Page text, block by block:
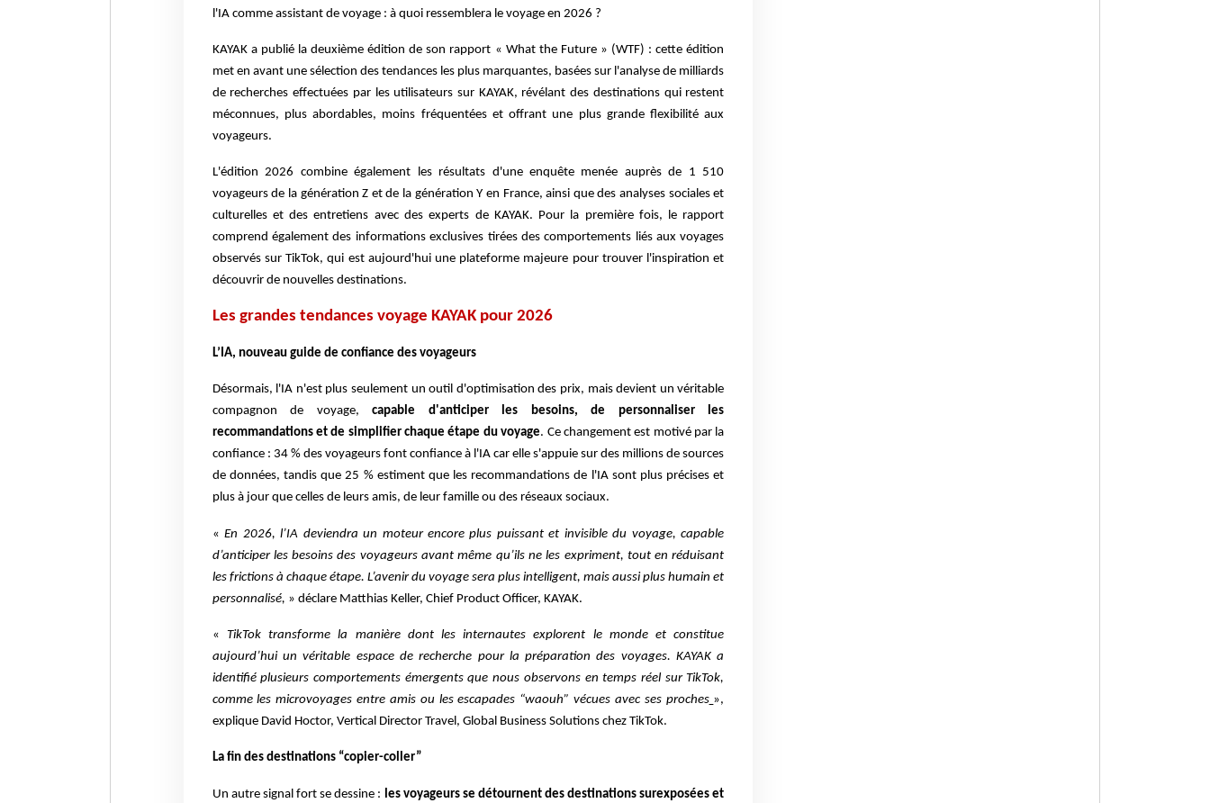
l'IA comme assistant de voyage : à quoi ressemblera le voyage en 2026 ?
KAYAK a publié la deuxième édition de son rapport « What the Future » (WTF) : cette édition
met en avant une sélection des tendances les plus marquantes, basées sur l'analyse de milliards
de recherches effectuées par les utilisateurs sur KAYAK, révélant des destinations qui restent
méconnues, plus abordables, moins fréquentées et offrant une plus grande flexibilité aux
voyageurs.
L'édition 2026 combine également les résultats d'une enquête menée auprès de 1 510
voyageurs de la génération Z et de la génération Y en France, ainsi que des analyses sociales et
culturelles et des entretiens avec des experts de KAYAK. Pour la première fois, le rapport
comprend également des informations exclusives tirées des comportements liés aux voyages
observés sur TikTok, qui est aujourd'hui une plateforme majeure pour trouver l'inspiration et
découvrir de nouvelles destinations.
Les grandes tendances voyage KAYAK pour 2026
L’IA, nouveau guide de confiance des voyageurs
Désormais, l'IA n'est plus seulement un outil d'optimisation des prix, mais devient un véritable
compagnon de voyage,capable d'anticiper les besoins, de personnaliser les
recommandations et de simplifier chaque étape du voyage. Ce changement est motivé par la
confiance : 34 % des voyageurs font confiance à l'IA car elle s'appuie sur des millions de sources
de données, tandis que 25 % estiment que les recommandations de l'IA sont plus précises et
plus à jour que celles de leurs amis, de leur famille ou des réseaux sociaux.
«En 2026, l’IA deviendra un moteur encore plus puissant et invisible du voyage, capable
d’anticiper les besoins des voyageurs avant même qu’ils ne les expriment, tout en réduisant
les frictions à chaque étape. L’avenir du voyage sera plus intelligent, mais aussi plus humain et
personnalisé, » déclare Matthias Keller, Chief Product Officer, KAYAK.
« TikTok transforme la manière dont les internautes explorent le monde et constitue
aujourd’hui un véritable espace de recherche pour la préparation des voyages. KAYAK a
identifié plusieurs comportements émergents que nous observons en temps réel sur TikTok,
comme les microvoyages entre amis ou les escapades “waouh” vécues avec ses proches »,
explique David Hoctor, Vertical Director Travel, Global Business Solutions chez TikTok.
La fin des destinations “copier-coller”
Un autre signal fort se dessine : les voyageurs se détournent des destinations surexposées et